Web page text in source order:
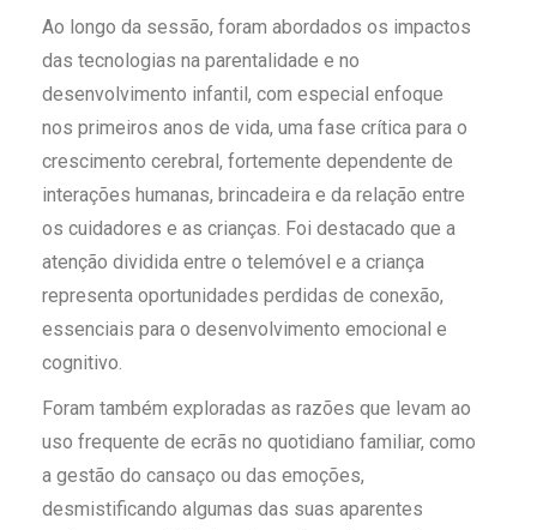
Ao longo da sessão, foram abordados os impactos
das tecnologias na parentalidade e no
desenvolvimento infantil, com especial enfoque
nos primeiros anos de vida, uma fase crítica para o
crescimento cerebral, fortemente dependente de
interações humanas, brincadeira e da relação entre
os cuidadores e as crianças. Foi destacado que a
atenção dividida entre o telemóvel e a criança
representa oportunidades perdidas de conexão,
essenciais para o desenvolvimento emocional e
cognitivo.
Foram também exploradas as razões que levam ao
uso frequente de ecrãs no quotidiano familiar, como
a gestão do cansaço ou das emoções,
desmistificando algumas das suas aparentes